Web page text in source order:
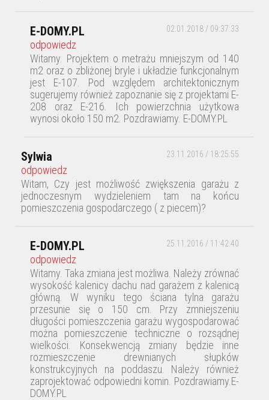
E-DOMY.PL 02.01.2018 / 09:37:33
odpowiedz
Witamy. Projektem o metrażu mniejszym od 140
m2 oraz o zbliżonej bryle i układzie funkcjonalnym
jest E-107. Pod względem architektonicznym
sugerujemy również zapoznanie się z projektami E-
208 oraz E-216. Ich powierzchnia użytkowa
wynosi około 150 m2. Pozdrawiamy. E-DOMY.PL
Sylwia 23.11.2016 / 18:25:55
odpowiedz
Witam, Czy jest możliwość zwiększenia garażu z
jednoczesnym wydzieleniem tam na końcu
pomieszczenia gospodarczego ( z piecem)?
E-DOMY.PL 25.11.2016 / 11:42:40
odpowiedz
Witamy. Taka zmiana jest możliwa. Należy zrównać
wysokość kalenicy dachu nad garażem z kalenicą
główną. W wyniku tego ściana tylna garażu
przesunie się o 150 cm. Przy zmniejszeniu
długości pomieszczenia garażu wygospodarować
można pomieszczenie techniczne o rozsądnej
wielkości. Konsekwencją zmiany będzie inne
rozmieszczenie drewnianych słupków
konstrukcyjnych na poddaszu. Należy również
zaprojektować odpowiedni komin. Pozdrawiamy.E-
DOMY.PL